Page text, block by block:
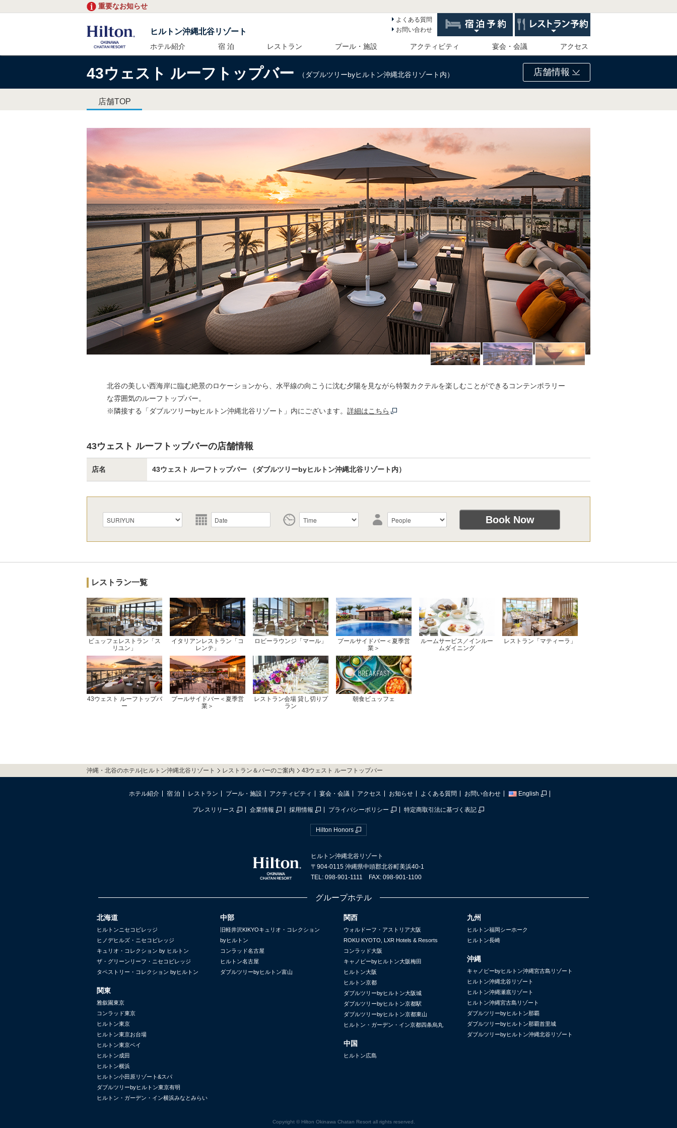
重要なお知らせ
ヒルトン沖縄北谷リゾート
よくある質問
お問い合わせ
ホテル紹介 宿 泊 レストラン プール・施設 アクティビティ 宴会・会議 アクセス
43ウェスト ルーフトップバー （ダブルツリーbyヒルトン沖縄北谷リゾート内） 店舗情報
店舗TOP
北谷の美しい西海岸に臨む絶景のロケーションから、水平線の向こうに沈む夕陽を見ながら特製カクテルを楽しむことができるコンテンポラリー
な雰囲気のルーフトップバー。
※隣接する「ダブルツリーbyヒルトン沖縄北谷リゾート」内にございます。 詳細はこちら
43ウェスト ルーフトップバーの店舗情報
店名 43ウェスト ルーフトップバー （ダブルツリーbyヒルトン沖縄北谷リゾート内）
レストラン一覧
ビュッフェレストラン「ス
リユン」
イタリアンレストラン「コ
レンテ」
ロビーラウンジ「マール」
プールサイドバー＜夏季営
業＞
ルームサービス／インルー
ムダイニング
レストラン「マティーラ」
43ウェスト ルーフトップバ
ー
プールサイドバー＜夏季営
業＞
レストラン会場 貸し切りプ
ラン
朝食ビュッフェ
沖縄・北谷のホテル|ヒルトン沖縄北谷リゾート レストラン＆バーのご案内 43ウェスト ルーフトップバー
ホテル紹介 宿 泊 レストラン プール・施設 アクティビティ 宴会・会議 アクセス お知らせ よくある質問 お問い合わせ English
プレスリリース 企業情報 採用情報 プライバシーポリシー 特定商取引法に基づく表記
Hilton Honors
ヒルトン沖縄北谷リゾート
〒904-0115 沖縄県中頭郡北谷町美浜40-1
TEL: 098-901-1111 FAX: 098-901-1100
グループホテル
北海道
ヒルトンニセコビレッジ
ヒノデヒルズ・ニセコビレッジ
キュリオ・コレクション by ヒルトン
ザ・グリーンリーフ・ニセコビレッジ
タペストリー・コレクション byヒルトン
関東
雅叙園東京
コンラッド東京
ヒルトン東京
ヒルトン東京お台場
ヒルトン東京ベイ
ヒルトン成田
ヒルトン横浜
ヒルトン小田原リゾート&スパ
ダブルツリーbyヒルトン東京有明
ヒルトン・ガーデン・イン横浜みなとみらい
中部
旧軽井沢KIKYOキュリオ・コレクション
byヒルトン
コンラッド名古屋
ヒルトン名古屋
ダブルツリーbyヒルトン富山
関西
ウォルドーフ・アストリア大阪
ROKU KYOTO, LXR Hotels & Resorts
コンラッド大阪
キャノピーbyヒルトン大阪梅田
ヒルトン大阪
ヒルトン京都
ダブルツリーbyヒルトン大阪城
ダブルツリーbyヒルトン京都駅
ダブルツリーbyヒルトン京都東山
ヒルトン・ガーデン・イン京都四条烏丸
中国
ヒルトン広島
九州
ヒルトン福岡シーホーク
ヒルトン長崎
沖縄
キャノピーbyヒルトン沖縄宮古島リゾート
ヒルトン沖縄北谷リゾート
ヒルトン沖縄瀬底リゾート
ヒルトン沖縄宮古島リゾート
ダブルツリーbyヒルトン那覇
ダブルツリーbyヒルトン那覇首里城
ダブルツリーbyヒルトン沖縄北谷リゾート
Copyright © Hilton Okinawa Chatan Resort all rights reserved.